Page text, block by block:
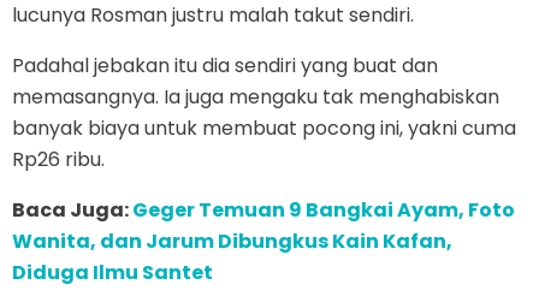
lucunya Rosman justru malah takut sendiri.
Padahal jebakan itu dia sendiri yang buat dan
memasangnya. Ia juga mengaku tak menghabiskan
banyak biaya untuk membuat pocong ini, yakni cuma
Rp26 ribu.
Baca Juga:Geger Temuan 9 Bangkai Ayam, Foto
Wanita, dan Jarum Dibungkus Kain Kafan,
Diduga Ilmu Santet